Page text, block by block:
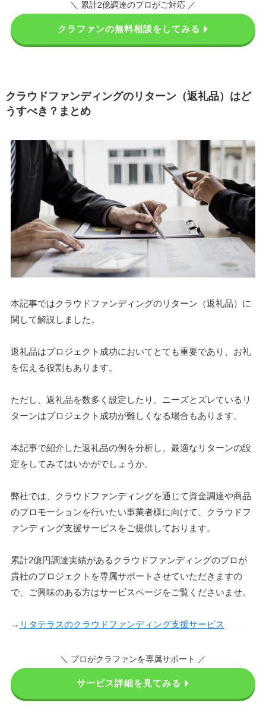
＼ 累計2億調達のプロがご対応 ／
クラファンの無料相談をしてみる
クラウドファンディングのリターン（返礼品）はど
うすべき？まとめ
本記事ではクラウドファンディングのリターン（返礼品）に
関して解説しました。
返礼品はプロジェクト成功においてとても重要であり、お礼
を伝える役割もあります。
ただし、返礼品を数多く設定したり、ニーズとズレているリ
ターンはプロジェクト成功が難しくなる場合もあります。
本記事で紹介した返礼品の例を分析し、最適なリターンの設
定をしてみてはいかがでしょうか。
弊社では、クラウドファンディングを通じて資金調達や商品
のプロモーションを行いたい事業者様に向けて、クラウドフ
ァンディング支援サービスをご提供しております。
累計2億円調達実績があるクラウドファンディングのプロが
貴社のプロジェクトを専属サポートさせていただきますの
で、ご興味のある方はサービスページをご覧くださいませ。
→ リタテラスのクラウドファンディング支援サービス
＼ プロがクラファンを専属サポート ／
サービス詳細を見てみる